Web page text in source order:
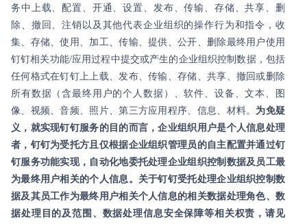
务中上载、配置、开通、设置、发布、传输、存储、共享、删
除、撤回、注销以及其他代表企业组织的操作行为和指令，收
集、存储、使用、加工、传输、提供、公开、删除最终用户使用
钉钉相关功能/应用过程中提交或产生的企业组织控制数据，包括
任何格式在钉钉上上载、发布、传输、存储、共享、撤回或删除
所有数据（含最终用户的个人数据）、软件、设备、文本、图
像、视频、音频、照片、第三方应用程序、信息、材料。 为免疑
义，就实现钉钉服务的目的而言，企业组织用户是个人信息处理
者，钉钉为受托方且仅根据企业组织管理员的自主配置并通过钉
钉服务功能实现，自动化地委托处理企业组织控制数据及员工最
为最终用户相关的个人信息。关于钉钉受托处理企业组织控制数
据及其员工作为最终用户相关个人信息的相关数据处理角色、数
据处理目的及范围、数据处理信息安全保障等相关权责，请见